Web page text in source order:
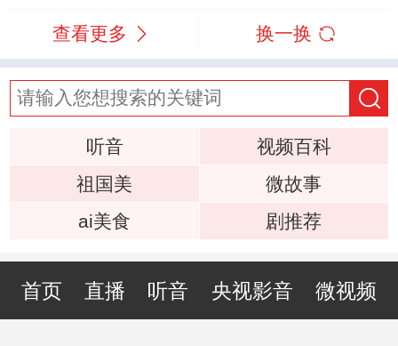
查看更多 换一换
听音
视频百科
祖国美
微故事
ai美食
剧推荐
首页 直播 听音 央视影音 微视频